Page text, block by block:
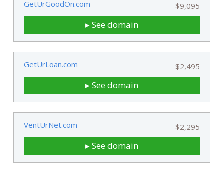
GetUrGoodOn.com
▸ See domain
$9,095
GetUrLoan.com
▸ See domain
$2,495
VentUrNet.com
▸ See domain
$2,295